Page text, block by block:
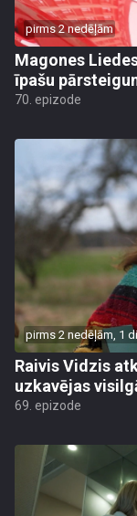
pirms 2 nedēļām
Magones
īpašu
70. epizode
pirms 2 nedēļām, 1
Raivis Vidzis
uzkavējas
69. epizode